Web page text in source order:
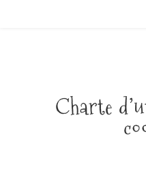
Charte